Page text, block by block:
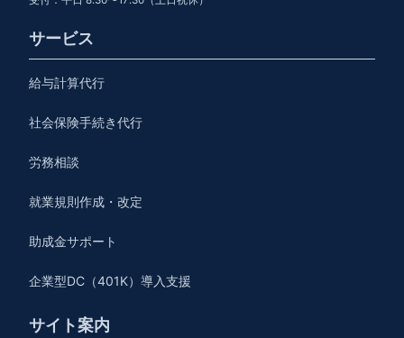
サービス
給与計算代行
社会保険手続き代行
労務相談
就業規則作成・改定
助成金サポート
企業型DC（401K）導入支援
サイト案内